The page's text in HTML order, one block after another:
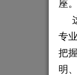
座
专
把
明